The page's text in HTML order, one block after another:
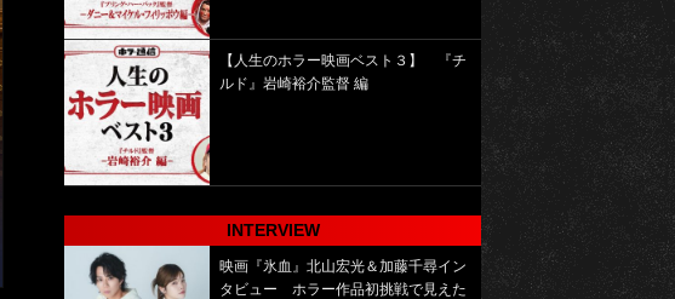
【人生のホラー映画ベスト３】 『チ
ルド』岩崎裕介監督 編
INTERVIEW
映画『氷血』北山宏光＆加藤千尋イン
タビュー ホラー作品初挑戦で見えた